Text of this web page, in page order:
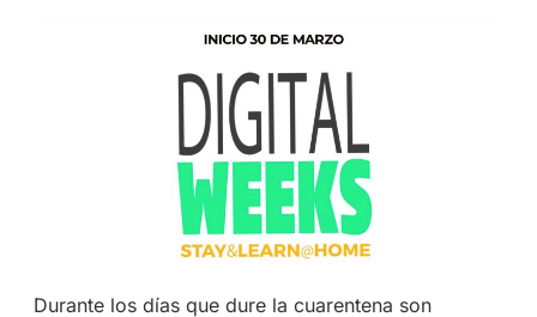
Durante los días que dure la cuarentena son